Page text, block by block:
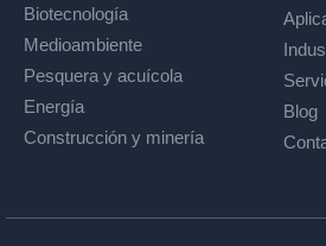
Biotecnología
Medioambiente
Pesquera y acuícola
Energía
Construcción y minería
Blog